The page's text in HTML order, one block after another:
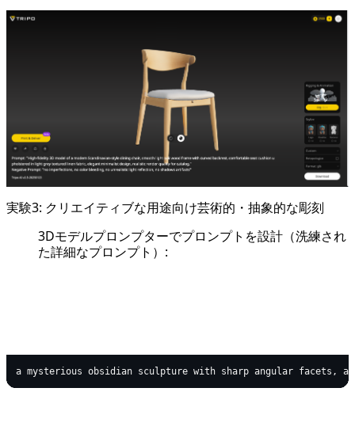
実験3: クリエイティブな用途向け芸術的・抽象的な彫刻
3Dモデルプロンプターでプロンプトを設計（洗練され
た詳細なプロンプト）: